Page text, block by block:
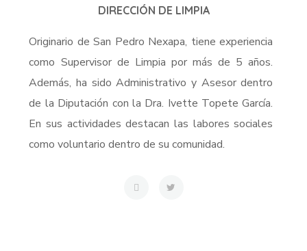
DIRECCIÓN DE LIMPIA
Originario de San Pedro Nexapa, tiene experiencia
como Supervisor de Limpia por más de 5 años.
Además, ha sido Administrativo y Asesor dentro
de la Diputación con la Dra. Ivette Topete García.
En sus actividades destacan las labores sociales
como voluntario dentro de su comunidad.